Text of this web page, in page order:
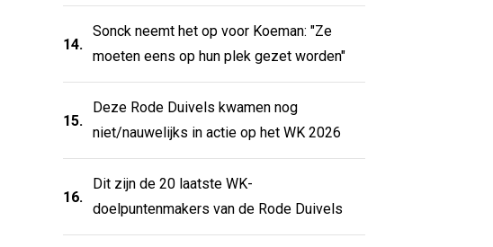
14.
Sonck neemt het op voor Koeman: "Ze
moeten eens op hun plek gezet worden"
15.
Deze Rode Duivels kwamen nog
niet/nauwelijks in actie op het WK 2026
16.
Dit zijn de 20 laatste WK-
doelpuntenmakers van de Rode Duivels